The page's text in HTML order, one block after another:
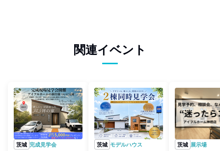
関連イベント
茨城 完成見学会 茨城 モデルハウス 茨城 展示場